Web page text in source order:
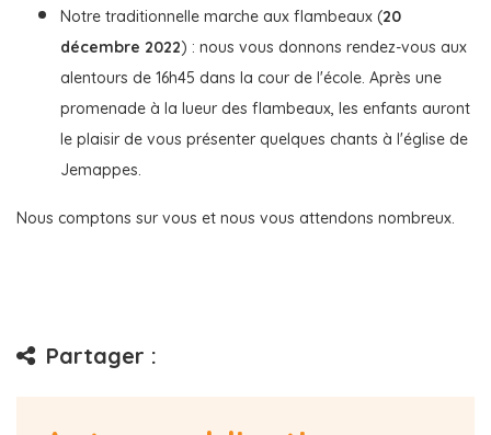
Notre traditionnelle marche aux flambeaux (20
décembre 2022) : nous vous donnons rendez-vous aux
alentours de 16h45 dans la cour de l'école. Après une
promenade à la lueur des flambeaux, les enfants auront
le plaisir de vous présenter quelques chants à l'église de
Jemappes.
Nous comptons sur vous et nous vous attendons nombreux.
Partager :